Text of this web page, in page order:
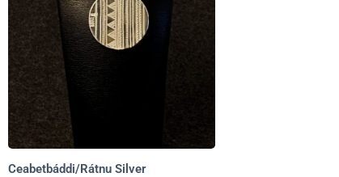
Ceabetbáddi/Rátnu Silver